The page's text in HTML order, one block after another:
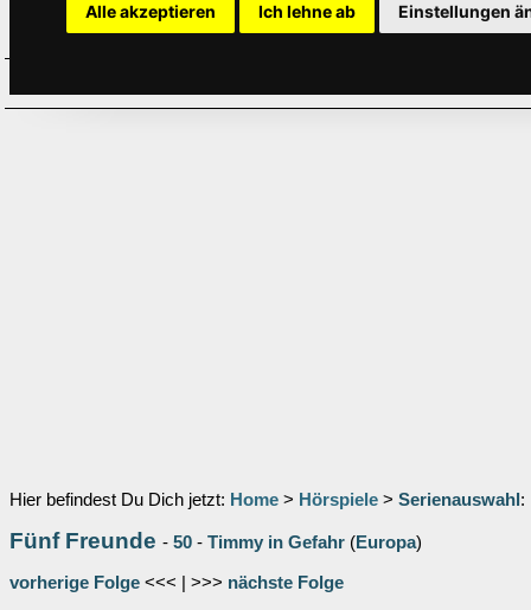
Alle akzeptieren Ich lehne ab Einstellungen
Hier befindest Du Dich jetzt: Home > Hörspiele > Serienauswahl :
Fünf Freunde - 50 - Timmy in Gefahr (Europa)
vorherige Folge <<< | >>> nächste Folge